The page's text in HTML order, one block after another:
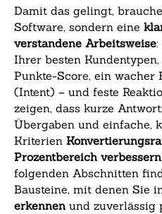
Damit das gelingt,
Software, sondern eine
verstandene Arbeitsweise:
Ihrer besten
Punkte-Score, ein
(Intent) – und feste
zeigen, dass kurze
Übergaben und einfache,
Kriterien
Prozentbereich
folgenden Abschnitten
Bausteine, mit denen Sie
erkennenund zuverlässig